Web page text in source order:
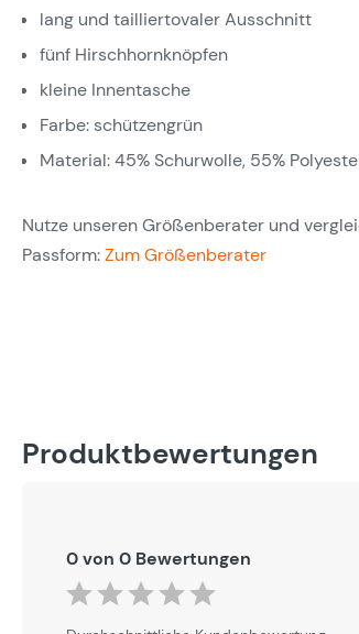
lang und tailliertovaler Ausschnitt
fünf Hirschhornknöpfen
kleine Innentasche
Farbe: schützengrün
Material: 45% Schurwolle, 55%
Nutze unseren Größenberater und
Passform:Zum Größenberater
Produktbewertungen
0 von 0 Bewertungen
Durchschnittliche Bewertung von 0